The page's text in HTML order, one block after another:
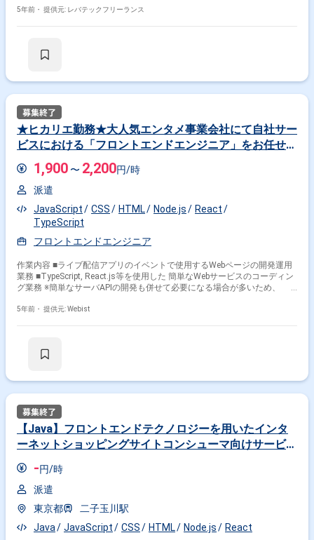
5年前・ 提供元: レバテックフリーランス
★ヒカリエ勤務★大人気エンタメ事業会社にて自社サー
ビスにおける「フロントエンドエンジニア」をお任せい
たします！＠渋谷ヒカリエ
1,900 〜 2,200円/時
派遣
JavaScript
CSS HTML Node.js
React
TypeScript
フロントエンドエンジニア
作業内容 ■ライブ配信アプリのイベントで使用するWebページの開発運用
業務 ■TypeScript, React.js等を使用した 簡単なWebサービスのコーディン
グ業務 ※簡単なサーバAPIの開発も併せて必要になる場合が多いため、
定常イベント（毎月40本程度実施する、新規機能開発の不要なイベン
5年前・ 提供元: Webist
【Java】フロントエンドテクノロジーを用いたインタ
ーネットショッピングサイトコンシューマ向けサービス
運用、開発案件
-円/時
派遣
東京都
二子玉川駅
Java
JavaScript CSS HTML Node.js
React